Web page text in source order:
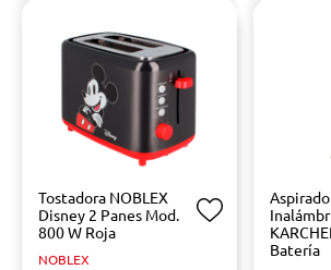
Tostadora NOBLEX
Disney 2 Panes Mod.
800 W Roja
NOBLEX
Batería